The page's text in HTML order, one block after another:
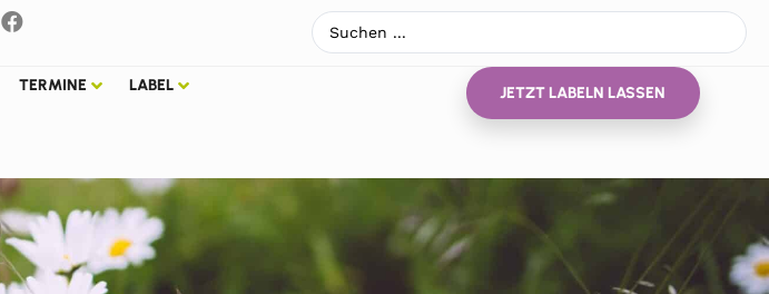
TERMINE LABEL JETZT LABELN LASSEN